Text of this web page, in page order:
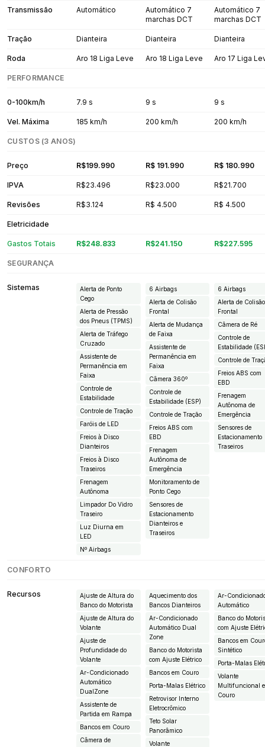
Transmissão Automático
Automático 7
marchas DCT
Automático 7
marchas DCT
Tração Dianteira Dianteira Dianteira
Roda Aro 18 Liga Leve Aro 18 Liga Leve Aro 17 Liga
PERFORMANCE
0-100km/h 7.9 s 9 s 9 s
Vel. Máxima 185 km/h 200 km/h 200 km/h
CUSTOS (3 ANOS)
Preço R$199.990 R$ 191.990 R$ 180.990
IPVA R$23.496 R$23.000 R$21.700
Revisões R$3.124 R$ 4.500 R$ 4.500
Eletricidade
Gastos Totais R$248.833 R$241.150 R$227.595
SEGURANÇA
Sistemas
Alerta de Ponto
Cego
Alerta de Pressão
dos Pneus (TPMS)
Alerta de Tráfego
Cruzado
Assistente de
Permanência em
Faixa
Controle de
Estabilidade
Controle de Tração
Faróis de LED
Freios à Disco
Dianteiros
Freios à Disco
Traseiros
Frenagem
Autônoma
Limpador Do Vidro
Traseiro
Luz Diurna em
LED
Nº Airbags
6 Airbags
Alerta de Colisão
Frontal
Alerta de Mudança
de Faixa
Assistente de
Permanência em
Faixa
Câmera 360º
Controle de
Estabilidade (ESP)
Controle de Tração
Freios ABS com
EBD
Frenagem
Autônoma de
Emergência
Monitoramento de
Ponto Cego
Sensores de
Estacionamento
Dianteiros e
Traseiros
6 Airbags
Alerta de Colisão
Frontal
Câmera de Ré
Controle de
Estabilidade
Controle de
Freios ABS com
EBD
Frenagem
Autônoma de
Emergência
Sensores de
Estacionamento
Traseiros
CONFORTO
Recursos
Ajuste de Altura do
Banco do Motorista
Ajuste de Altura do
Volante
Ajuste de
Profundidade do
Volante
Ar-Condicionado
Automático
DualZone
Assistente de
Partida em Rampa
Bancos em Couro
Câmera de
Aquecimento dos
Bancos Dianteiros
Ar-Condicionado
Automático Dual
Zone
Banco do Motorista
com Ajuste Elétrico
Bancos em Couro
Porta-Malas Elétrico
Retrovisor Interno
Eletrocrômico
Teto Solar
Panorâmico
Volante
Ar-
Automático
Banco do
com Ajuste
Bancos em
Sintético
Porta-Malas
Volante
Multifuncional
Couro